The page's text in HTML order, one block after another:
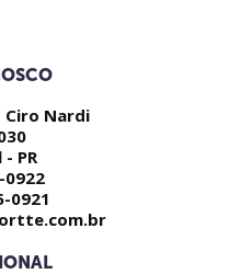
Ciro Nardi
PR
0922
0921